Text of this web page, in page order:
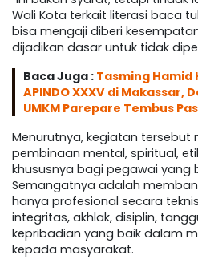
Wali Kota terkait literasi baca
bisa mengaji diberi
dijadikan dasar untuk tidak
Baca Juga : Tasming Hamid
APINDO XXXV di Makassar,
UMKM Parepare Tembus
Menurutnya, kegiatan tersebut
pembinaan mental, spiritual,
khususnya bagi pegawai yang
Semangatnya adalah
hanya profesional secara
integritas, akhlak, disiplin,
kepribadian yang baik dalam
kepada masyarakat.